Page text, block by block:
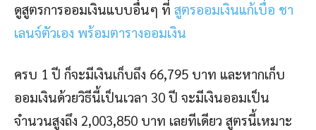
ดูสูตรการออมเงินแบบอื่นๆ ที่ สูตรออมเงินแก้เบื่อ ชา
เลนจ์ตัวเอง พร้อมตารางออมเงิน
ครบ 1 ปี ก็จะมีเงินเก็บถึง 66,795 บาท และหากเก็บ
ออมเงินด้วยวิธีนี้เป็นเวลา 30 ปี จะมีเงินออมเป็น
จำนวนสูงถึง 2,003,850 บาท เลยทีเดียว สูตรนี้เหมาะ